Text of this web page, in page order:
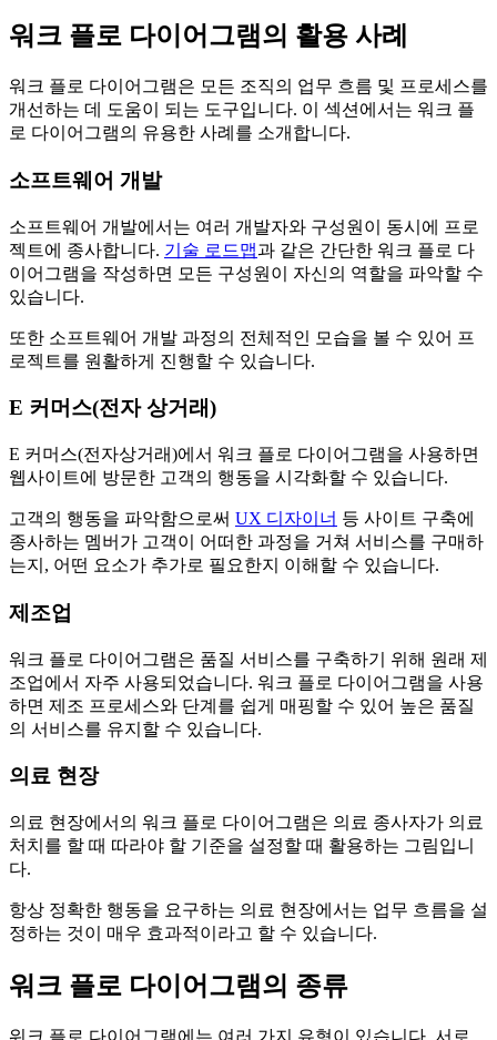
워크 플로 다이어그램의 활용 사례
워크 플로 다이어그램은 모든 조직의 업무 흐름 및 프로세스를
개선하는 데 도움이 되는 도구입니다. 이 섹션에서는 워크 플
로 다이어그램의 유용한 사례를 소개합니다.
소프트웨어 개발
소프트웨어 개발에서는 여러 개발자와 구성원이 동시에 프로
젝트에 종사합니다. 기술 로드맵과 같은 간단한 워크 플로 다
이어그램을 작성하면 모든 구성원이 자신의 역할을 파악할 수
있습니다.
또한 소프트웨어 개발 과정의 전체적인 모습을 볼 수 있어 프
로젝트를 원활하게 진행할 수 있습니다.
E 커머스(전자 상거래)
E 커머스(전자상거래)에서 워크 플로 다이어그램을 사용하면
웹사이트에 방문한 고객의 행동을 시각화할 수 있습니다.
고객의 행동을 파악함으로써 UX 디자이너 등 사이트 구축에
종사하는 멤버가 고객이 어떠한 과정을 거쳐 서비스를 구매하
는지, 어떤 요소가 추가로 필요한지 이해할 수 있습니다.
제조업
워크 플로 다이어그램은 품질 서비스를 구축하기 위해 원래 제
조업에서 자주 사용되었습니다. 워크 플로 다이어그램을 사용
하면 제조 프로세스와 단계를 쉽게 매핑할 수 있어 높은 품질
의 서비스를 유지할 수 있습니다.
의료 현장
의료 현장에서의 워크 플로 다이어그램은 의료 종사자가 의료
처치를 할 때 따라야 할 기준을 설정할 때 활용하는 그림입니
다.
항상 정확한 행동을 요구하는 의료 현장에서는 업무 흐름을 설
정하는 것이 매우 효과적이라고 할 수 있습니다.
워크 플로 다이어그램의 종류
워크 플로 다이어그램에는 여러 가지 유형이 있습니다. 서로